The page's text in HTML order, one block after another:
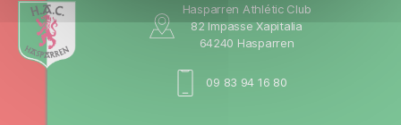
Hasparren Athlétic Club
82 Impasse Xapitalia
64240 Hasparren
09 83 94 16 80